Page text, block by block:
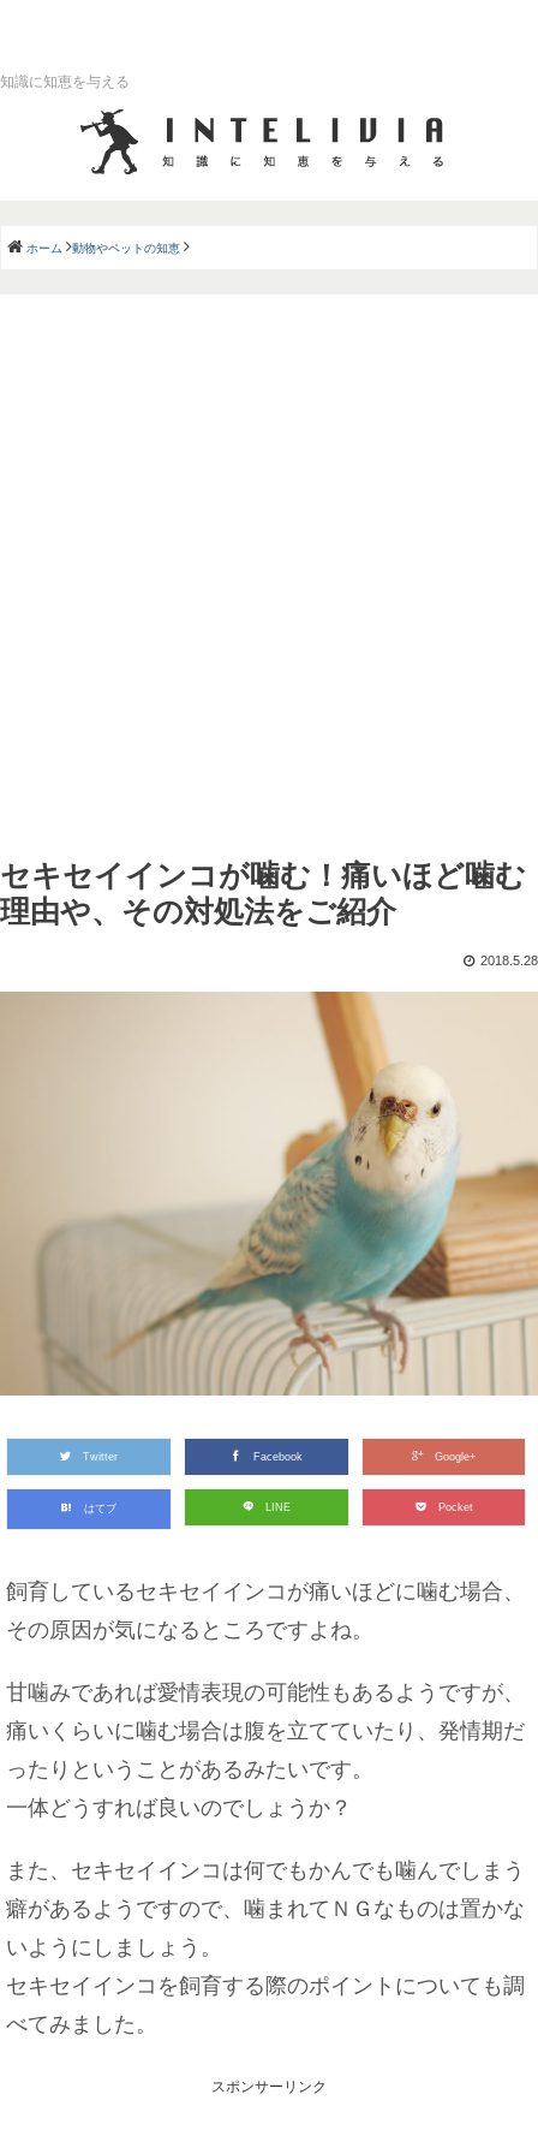
知識に知恵を与える
ホーム 動物やペットの知恵
セキセイインコが噛む！痛いほど噛む
理由や、その対処法をご紹介
2018.5.28
Twitter Facebook Google+
はてブ LINE Pocket
飼育しているセキセイインコが痛いほどに噛む場合、
その原因が気になるところですよね。
甘噛みであれば愛情表現の可能性もあるようですが、
痛いくらいに噛む場合は腹を立てていたり、発情期だ
ったりということがあるみたいです。
一体どうすれば良いのでしょうか？
また、セキセイインコは何でもかんでも噛んでしまう
癖があるようですので、噛まれてＮＧなものは置かな
いようにしましょう。
セキセイインコを飼育する際のポイントについても調
べてみました。
スポンサーリンク